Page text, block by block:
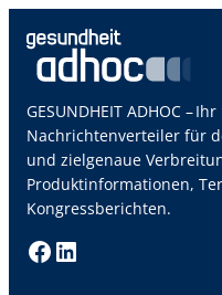
GESUNDHEIT ADHOC –
Nachrichtenverteiler für
und zielgenaue
Produktinformationen,
Kongressberichten.
Facebook LinkedIn